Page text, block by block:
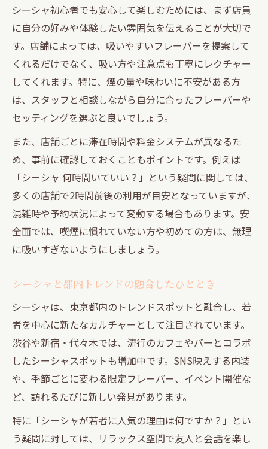
む方法
人気のシーシャでトレンド文化を体感しよ
う
シーシャとSNSで広がる新しい交流の形
渋谷新宿で人気のシーシャスポット徹底案
内
自分に合うシーシャ選びで至福のひとときを
シーシャ選びで大切なフレーバーのポイン
ト
都内シーシャで理想のリラックスタイムを
実現
人気シーシャの選び方と楽しみ方を解説
自分好みのシーシャカスタマイズ術を知ろ
シーシャで心身をリセットするコツと注意
点
シーシャ初心者でも安心して楽しむためには、まず店員
に自分の好みや体験したい雰囲気を伝えることが大切で
す。店舗によっては、吸いやすいフレーバーを提案して
くれるだけでなく、吸い方や注意点も丁寧にレクチャー
してくれます。特に、煙の量や味わいに不安がある方
は、スタッフと相談しながら自分に合ったフレーバーや
セッティングを選ぶと良いでしょう。
また、店舗ごとに滞在時間や料金システムが異なるた
め、事前に確認しておくこともポイントです。例えば
「シーシャ 何時間いていい？」という疑問に関しては、
多くの店舗で2時間前後の利用が目安となっていますが、
混雑時や予約状況によって変動する場合もあります。安
全面では、喫煙に慣れていない方や初めての方は、無理
に吸いすぎないようにしましょう。
シーシャと都内トレンドの融合したひととき
シーシャは、東京都内のトレンドスポットと融合し、若
者を中心に新たなカルチャーとして注目されています。
渋谷や新宿・代々木では、流行のカフェやバーとコラボ
したシーシャスポットも増加中です。SNS映えする内装
や、季節ごとに変わる限定フレーバー、イベント開催な
ど、訪れるたびに新しい発見があります。
特に「シーシャが若者に人気の理由は何ですか？」とい
う疑問に対しては、リラックス空間で友人と会話を楽し